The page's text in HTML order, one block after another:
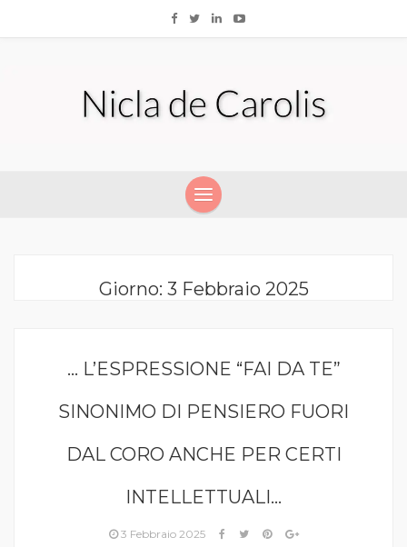
Giorno: 3 Febbraio 2025
… L’ESPRESSIONE “FAI DA TE”
SINONIMO DI PENSIERO FUORI
DAL CORO ANCHE PER CERTI
INTELLETTUALI…
3 Febbraio 2025